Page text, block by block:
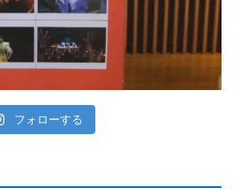
フォローする